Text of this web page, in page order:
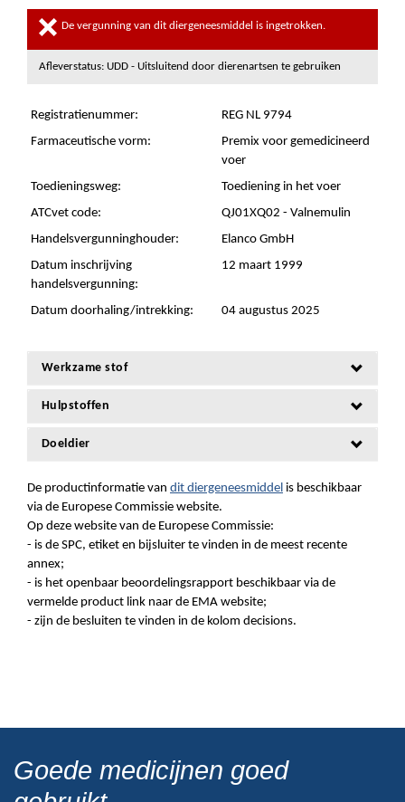
De vergunning van dit diergeneesmiddel is ingetrokken.
Afleverstatus: UDD - Uitsluitend door dierenartsen te gebruiken
Registratienummer:
REG NL 9794
Farmaceutische vorm:
Premix voor gemedicineerd
voer
Toedieningsweg:
Toediening in het voer
ATCvet code:
QJ01XQ02 - Valnemulin
Handelsvergunninghouder:
Elanco GmbH
Datum inschrijving
handelsvergunning:
12 maart 1999
Datum doorhaling/intrekking: 04 augustus 2025
Werkzame stof
Hulpstoffen
Doeldier
De productinformatie van dit diergeneesmiddel is beschikbaar
via de Europese Commissie website.
Op deze website van de Europese Commissie:
- is de SPC, etiket en bijsluiter te vinden in de meest recente
annex;
- is het openbaar beoordelingsrapport beschikbaar via de
vermelde product link naar de EMA website;
- zijn de besluiten te vinden in de kolom decisions.
Goede medicijnen goed